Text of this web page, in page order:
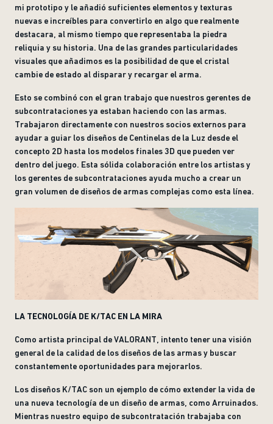
mi prototipo y le añadió suficientes elementos y texturas
nuevas e increíbles para convertirlo en algo que realmente
destacara, al mismo tiempo que representaba la piedra
reliquia y su historia. Una de las grandes particularidades
visuales que añadimos es la posibilidad de que el cristal
cambie de estado al disparar y recargar el arma.
Esto se combinó con el gran trabajo que nuestros gerentes de
subcontrataciones ya estaban haciendo con las armas.
Trabajaron directamente con nuestros socios externos para
ayudar a guiar los diseños de Centinelas de la Luz desde el
concepto 2D hasta los modelos finales 3D que pueden ver
dentro del juego. Esta sólida colaboración entre los artistas y
los gerentes de subcontrataciones ayuda mucho a crear un
gran volumen de diseños de armas complejas como esta línea.
LA TECNOLOGÍA DE K/TAC EN LA MIRA
Como artista principal de VALORANT, intento tener una visión
general de la calidad de los diseños de las armas y buscar
constantemente oportunidades para mejorarlos.
Los diseños K/TAC son un ejemplo de cómo extender la vida de
una nueva tecnología de un diseño de armas, como Arruinados.
Mientras nuestro equipo de subcontratación trabajaba con